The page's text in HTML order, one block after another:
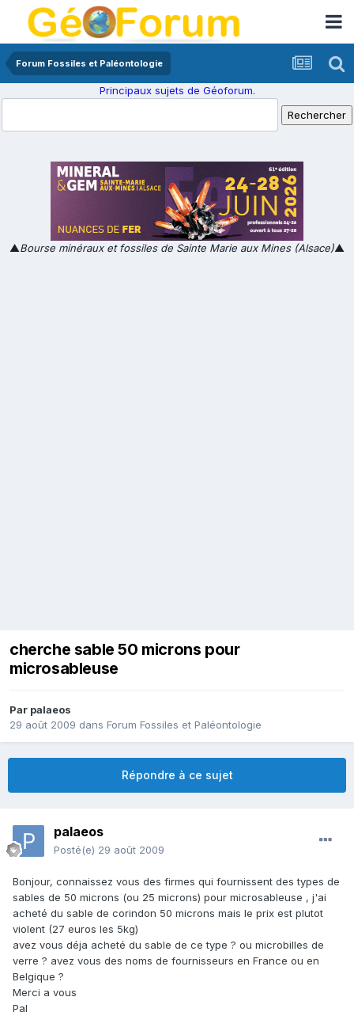
Forum Fossiles et Paléontologie
Principaux sujets de Géoforum.
▲Bourse minéraux et fossiles de Sainte Marie aux Mines (Alsace)▲
cherche sable 50 microns pour
microsableuse
Par palaeos
29 août 2009 dans Forum Fossiles et Paléontologie
Répondre à ce sujet
palaeos
Posté(e) 29 août 2009
Bonjour, connaissez vous des firmes qui fournissent des types de
sables de 50 microns (ou 25 microns) pour microsableuse , j'ai
acheté du sable de corindon 50 microns mais le prix est plutot
violent (27 euros les 5kg)
avez vous déja acheté du sable de ce type ? ou microbilles de
verre ? avez vous des noms de fournisseurs en France ou en
Belgique ?
Merci a vous
Pal